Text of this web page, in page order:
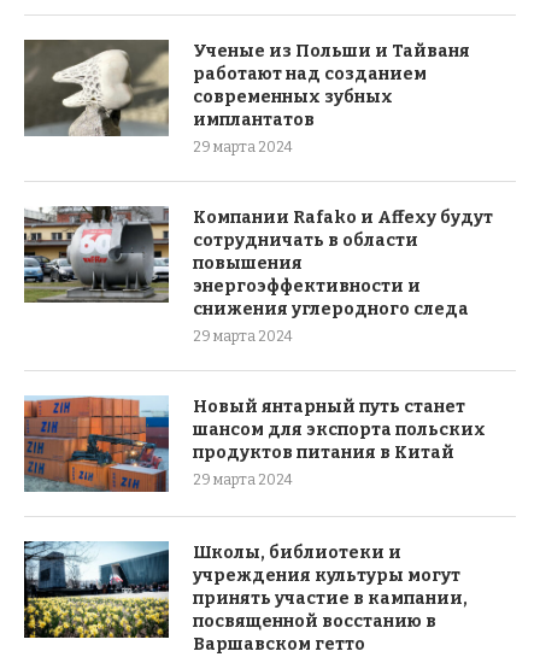
Ученые из Польши и Тайваня
работают над созданием
современных зубных
имплантатов
29 марта 2024
Компании Rafako и Affexy будут
сотрудничать в области
повышения
энергоэффективности и
снижения углеродного следа
29 марта 2024
Новый янтарный путь станет
шансом для экспорта польских
продуктов питания в Китай
29 марта 2024
Школы, библиотеки и
учреждения культуры могут
принять участие в кампании,
посвященной восстанию в
Варшавском гетто